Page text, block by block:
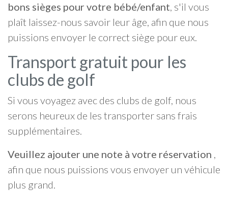
bons sièges pour votre bébé/enfant, s'il vous
plaît laissez-nous savoir leur âge, afin que nous
puissions envoyer le correct siège pour eux.
Transport gratuit pour les
clubs de golf
Si vous voyagez avec des clubs de golf, nous
serons heureux de les transporter sans frais
supplémentaires.
Veuillez ajouter une note à votre réservation ,
afin que nous puissions vous envoyer un véhicule
plus grand.